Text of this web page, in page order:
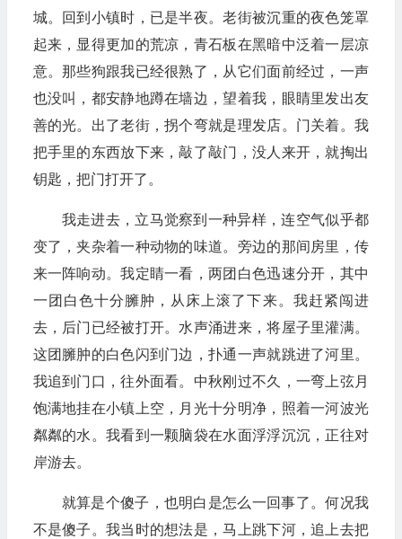
城。回到小镇时，已是半夜。老街被沉重的夜色笼罩
起来，显得更加的荒凉，青石板在黑暗中泛着一层凉
意。那些狗跟我已经很熟了，从它们面前经过，一声
也没叫，都安静地蹲在墙边，望着我，眼睛里发出友
善的光。出了老街，拐个弯就是理发店。门关着。我
把手里的东西放下来，敲了敲门，没人来开，就掏出
钥匙，把门打开了。
我走进去，立马觉察到一种异样，连空气似乎都
变了，夹杂着一种动物的味道。旁边的那间房里，传
来一阵响动。我定睛一看，两团白色迅速分开，其中
一团白色十分臃肿，从床上滚了下来。我赶紧闯进
去，后门已经被打开。水声涌进来，将屋子里灌满。
这团臃肿的白色闪到门边，扑通一声就跳进了河里。
我追到门口，往外面看。中秋刚过不久，一弯上弦月
饱满地挂在小镇上空，月光十分明净，照着一河波光
粼粼的水。我看到一颗脑袋在水面浮浮沉沉，正往对
岸游去。
就算是个傻子，也明白是怎么一回事了。何况我
不是傻子。我当时的想法是，马上跳下河，追上去把